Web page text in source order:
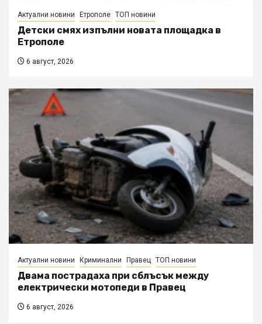
Актуални новини Етрополе ТОП новини
Детски смях изпълни новата площадка в
Етрополе
6 август, 2026
Актуални новини Криминални Правец ТОП новини
Двама пострадаха при сблъсък между
електрически мотопеди в Правец
6 август, 2026